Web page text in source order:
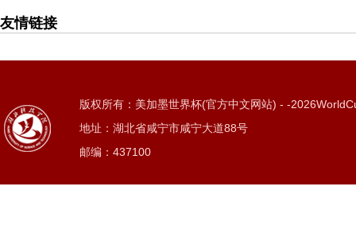
友情链接
版权所有：美加墨世界杯(官方中文网站) - -
地址：湖北省咸宁市咸宁大道88号
邮编：437100